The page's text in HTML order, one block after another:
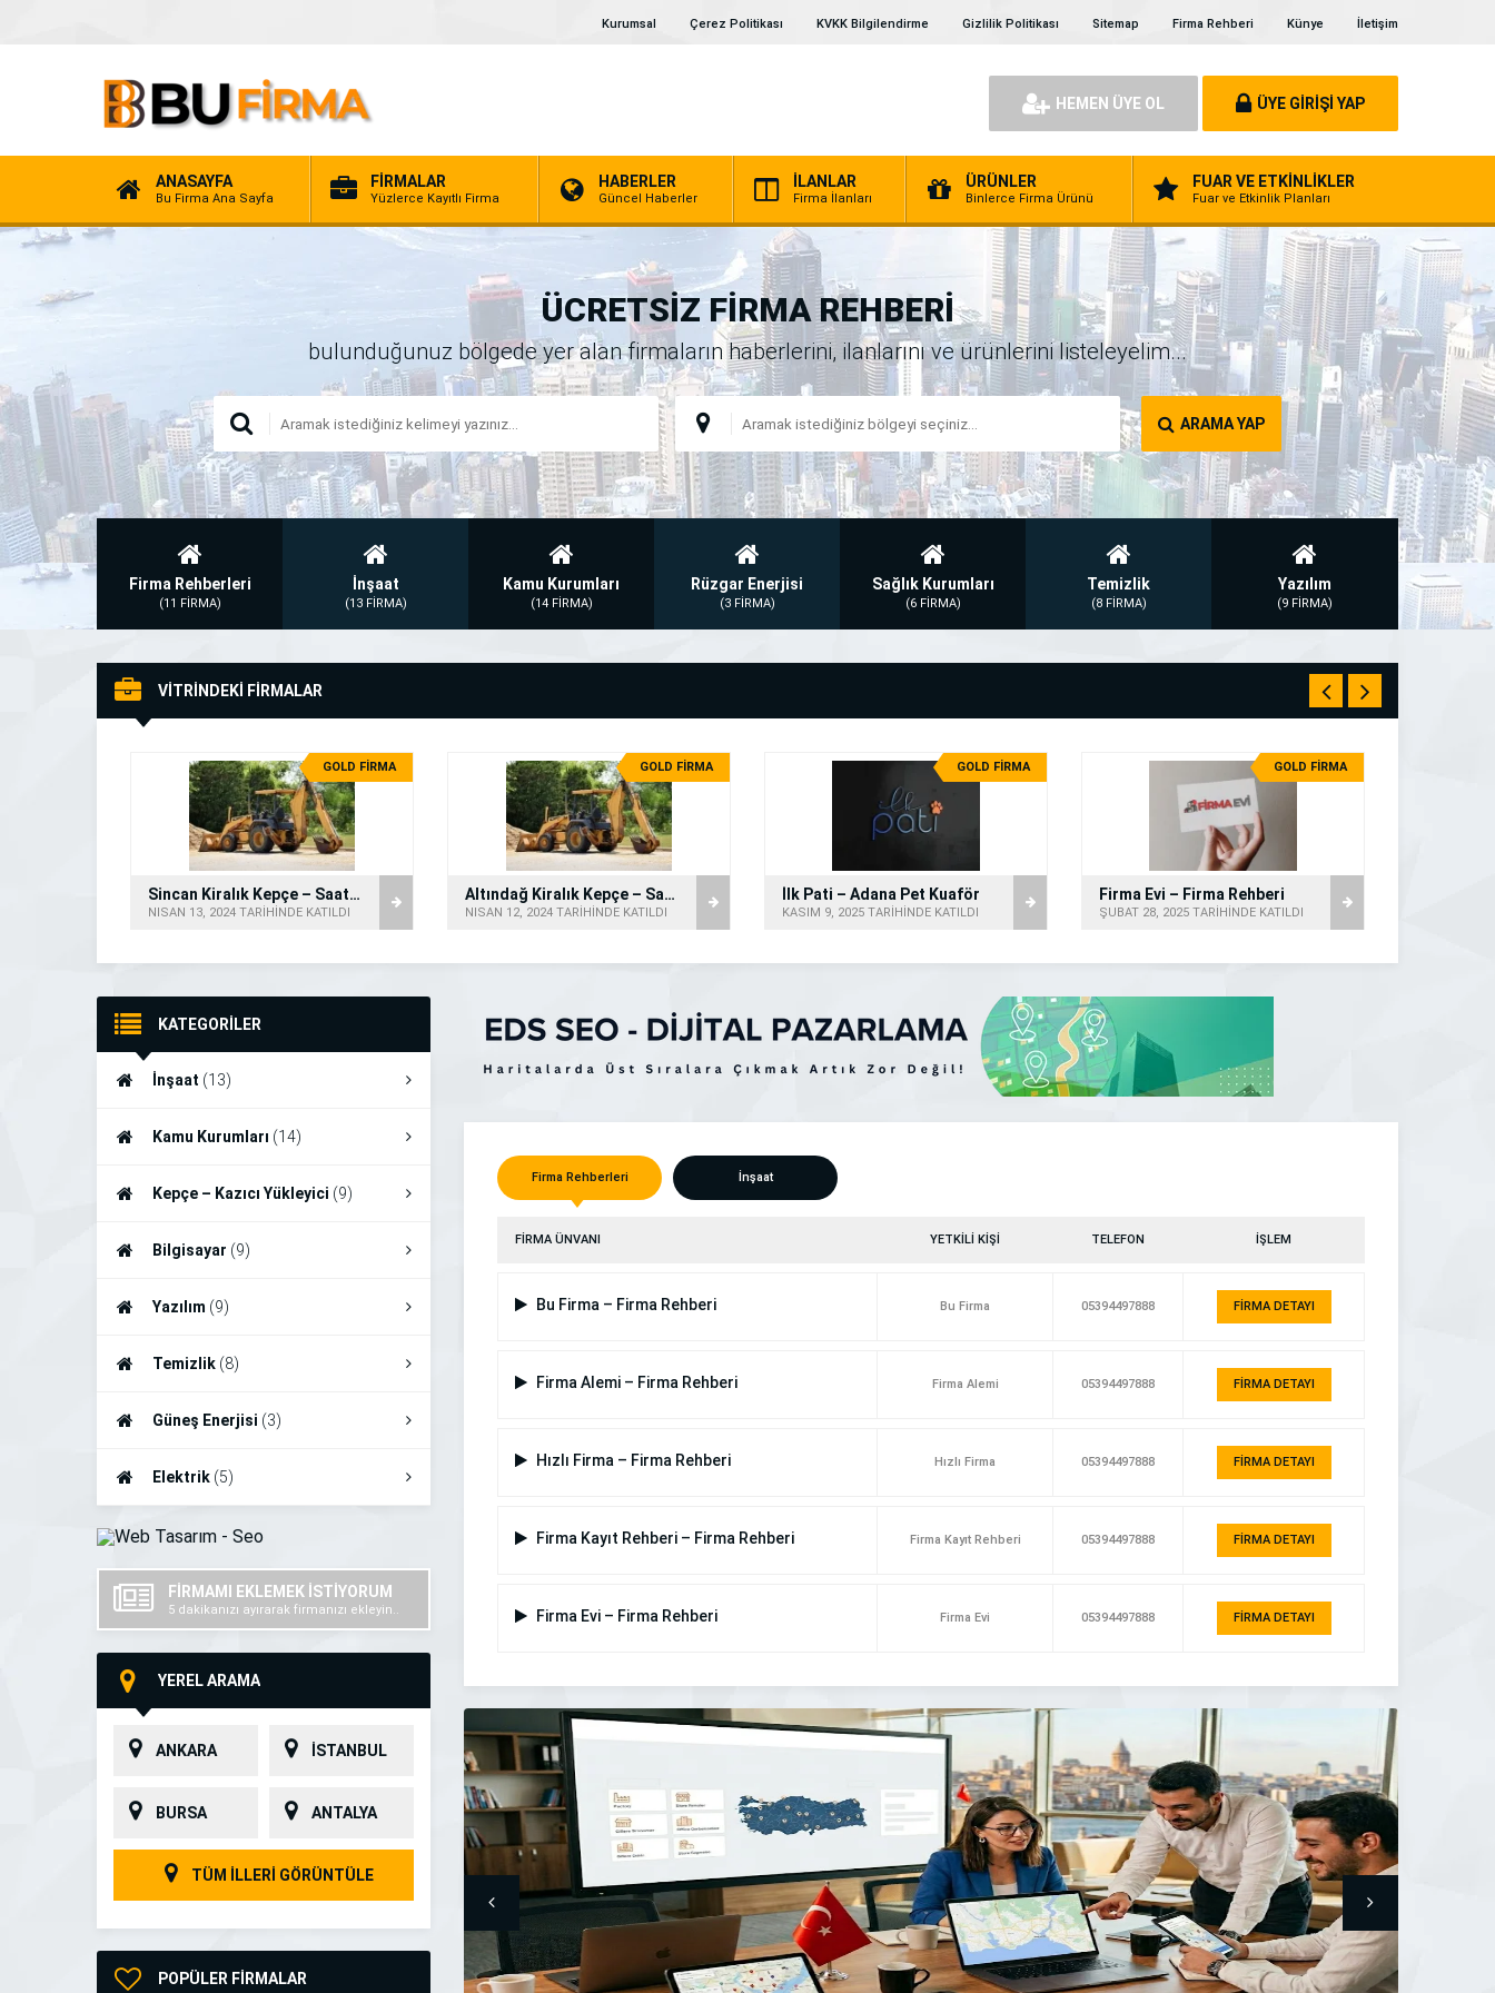
Kurumsal Çerez Politikası KVKK Bilgilendirme Gizlilik Politikası Sitemap Firma Rehberi Künye İletişim
HEMEN ÜYE OL ÜYE GİRİŞİ YAP
ANASAYFA
Bu Firma Ana Sayfa
FİRMALAR
Yüzlerce Kayıtlı Firma
HABERLER
Güncel Haberler
İLANLAR
Firma İlanları
ÜRÜNLER
Binlerce Firma Ürünü
FUAR VE ETKİNLİKLER
Fuar ve Etkinlik Planları
ÜCRETSİZ FİRMA REHBERİ
bulunduğunuz bölgede yer alan firmaların haberlerini, ilanlarını ve ürünlerini listeleyelim...
ARAMA YAP
Firma Rehberleri
(11 FİRMA)
İnşaat
(13 FİRMA)
Kamu Kurumları
(14 FİRMA)
Rüzgar Enerjisi
(3 FİRMA)
Sağlık Kurumları
(6 FİRMA)
Temizlik
(8 FİRMA)
Yazılım
(9 FİRMA)
VİTRİNDEKİ FİRMALAR
GOLD FİRMA
Sincan Kiralık Kepçe – Saatlik Kepçe
NISAN 13, 2024 TARİHİNDE KATILDI
GOLD FİRMA
Altındağ Kiralık Kepçe – Saatlik Kepçe
NISAN 12, 2024 TARİHİNDE KATILDI
GOLD FİRMA
İlk Pati – Adana Pet Kuaför
KASIM 9, 2025 TARİHİNDE KATILDI
GOLD FİRMA
Firma Evi – Firma Rehberi
ŞUBAT 28, 2025 TARİHİNDE KATILDI
KATEGORİLER
İnşaat (13)
Kamu Kurumları (14)
Kepçe – Kazıcı Yükleyici (9)
Bilgisayar (9)
Yazılım (9)
Temizlik (8)
Güneş Enerjisi (3)
Elektrik (5)
FİRMAMI EKLEMEK İSTİYORUM
5 dakikanızı ayırarak firmanızı ekleyin..
YEREL ARAMA
ANKARA İSTANBUL
BURSA ANTALYA
TÜM İLLERİ GÖRÜNTÜLE
POPÜLER FİRMALAR
Firma Rehberleri İnşaat
FİRMA ÜNVANI YETKİLİ KİŞİ TELEFON İŞLEM
Bu Firma – Firma Rehberi Bu Firma 05394497888 FİRMA DETAYI
Firma Alemi – Firma Rehberi Firma Alemi 05394497888 FİRMA DETAYI
Hızlı Firma – Firma Rehberi Hızlı Firma 05394497888 FİRMA DETAYI
Firma Kayıt Rehberi – Firma Rehberi Firma Kayıt Rehberi 05394497888 FİRMA DETAYI
Firma Evi – Firma Rehberi Firma Evi 05394497888 FİRMA DETAYI